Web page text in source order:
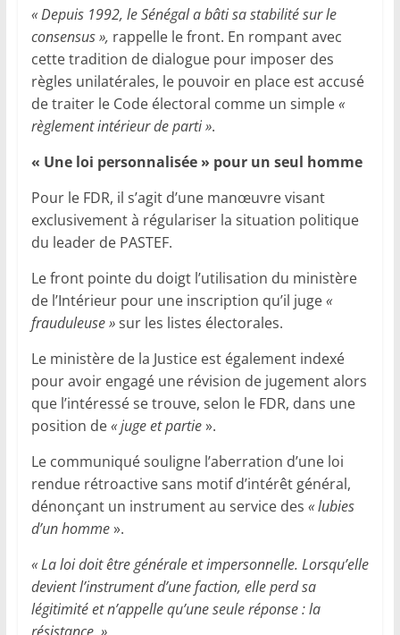
« Depuis 1992, le Sénégal a bâti sa stabilité sur le
consensus », rappelle le front. En rompant avec
cette tradition de dialogue pour imposer des
règles unilatérales, le pouvoir en place est accusé
de traiter le Code électoral comme un simple«
règlement intérieur de parti ».
« Une loi personnalisée » pour un seul homme
Pour le FDR, il s’agit d’une manœuvre visant
exclusivement à régulariser la situation politique
du leader de PASTEF.
Le front pointe du doigt l’utilisation du ministère
de l’Intérieur pour une inscription qu’il juge«
frauduleuse »sur les listes électorales.
Le ministère de la Justice est également indexé
pour avoir engagé une révision de jugement alors
que l’intéressé se trouve, selon le FDR, dans une
position de« juge et partie».
Le communiqué souligne l’aberration d’une loi
rendue rétroactive sans motif d’intérêt général,
dénonçant un instrument au service des « lubies
d’un homme».
« La loi doit être générale et impersonnelle. Lorsqu’elle
devient l’instrument d’une faction, elle perd sa
légitimité et n’appelle qu’une seule réponse : la